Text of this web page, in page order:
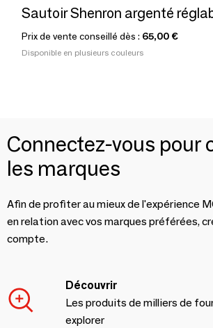
Sautoir Shenron argenté
Prix de vente conseillé dès : 65,00 €
Disponible en plusieurs couleurs
Connectez-vous pour
les marques
Afin de profiter au mieux de l'expérience
en relation avec vos marques préférées,
compte.
Découvrir
Les produits de milliers de
explorer